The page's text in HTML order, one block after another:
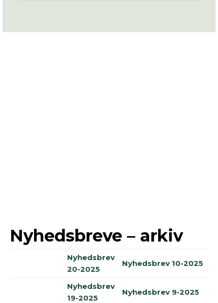
Nyhedsbreve – arkiv
Nyhedsbrev
20-2025
Nyhedsbrev 10-2025
Nyhedsbrev
19-2025
Nyhedsbrev 9-2025